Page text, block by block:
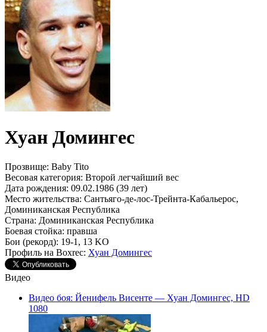
Хуан Домингес
Прозвище: Baby Tito
Весовая категория: Второй легчайший вес
Дата рождения: 09.02.1986 (39 лет)
Место жительства: Сантьяго-де-лос-Трейнта-Кабальерос,
Доминиканская Республика
Страна: Доминиканская Республика
Боевая стойка: правша
Бои (рекорд): 19-1, 13 KO
Профиль на Boxrec: Хуан Домингес
Видео
Видео боя: Йенифель Висенте — Хуан Домингес, HD
1080